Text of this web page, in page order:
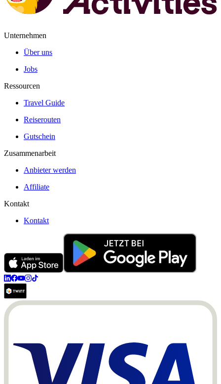
Unternehmen
Über uns
Jobs
Ressourcen
Travel Guide
Reiserouten
Gutschein
Zusammenarbeit
Anbieter werden
Affiliate
Kontakt
Kontakt